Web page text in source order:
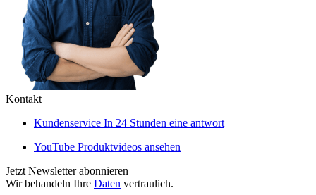
Kontakt
Kundenservice In 24 Stunden eine antwort
YouTube Produktvideos ansehen
Jetzt Newsletter abonnieren
Wir behandeln Ihre Daten vertraulich.